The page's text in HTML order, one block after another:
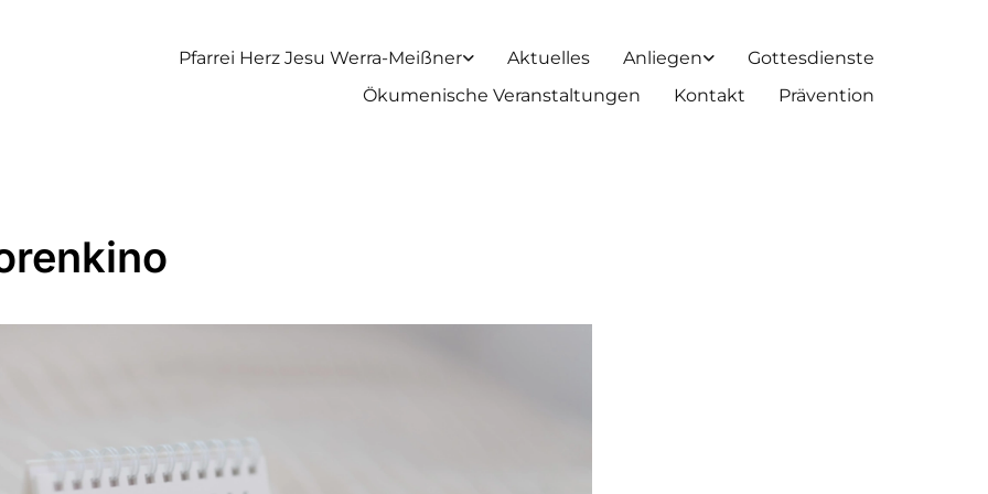
Pfarrei Herz Jesu Werra-Meißner Aktuelles Anliegen
Gottesdienste
Ökumenische Veranstaltungen
Kontakt Prävention